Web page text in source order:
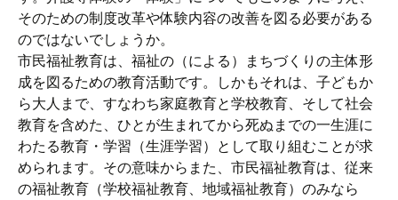
そのための制度改革や体験内容の改善を図る必要がある
のではないでしょうか。
市民福祉教育は、福祉の（による）まちづくりの主体形
成を図るための教育活動です。しかもそれは、子どもか
ら大人まで、すなわち家庭教育と学校教育、そして社会
教育を含めた、ひとが生まれてから死ぬまでの一生涯に
わたる教育・学習（生涯学習）として取り組むことが求
められます。その意味からまた、市民福祉教育は、従来
の福祉教育（学校福祉教育、地域福祉教育）のみなら